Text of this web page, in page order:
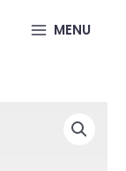
MENU